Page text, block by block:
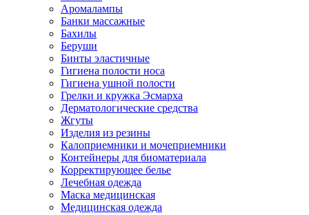
Аромалампы
Банки массажные
Бахилы
Беруши
Бинты эластичные
Гигиена полости носа
Гигиена ушной полости
Грелки и кружка Эсмарха
Дерматологические средства
Жгуты
Изделия из резины
Калоприемники и мочеприемники
Контейнеры для биоматериала
Корректирующее белье
Лечебная одежда
Маска медицинская
Медицинская одежда